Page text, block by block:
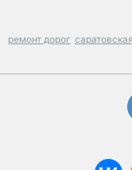
ремонт дорог